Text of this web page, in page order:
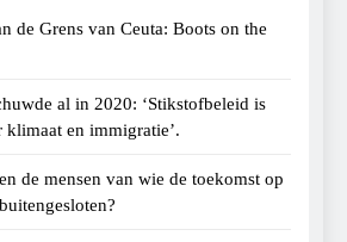
de Grens van Ceuta: Boots on the
al in 2020: ‘Stikstofbeleid is
en immigratie’.
de mensen van wie de toekomst op